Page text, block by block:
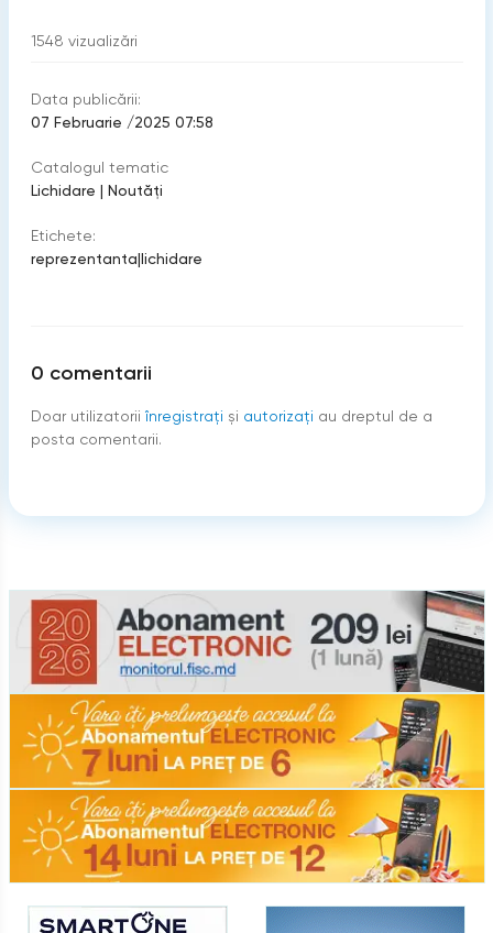
1548 vizualizări
Data publicării:
07 Februarie /2025 07:58
Catalogul tematic
Lichidare | Noutăți
Etichete:
reprezentanta|lichidare
0 comentarii
Doar utilizatorii înregistraţi şi autorizați au dreptul de a
posta comentarii.